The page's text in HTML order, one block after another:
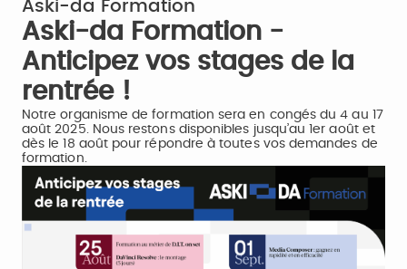
Aski-da Formation
Aski-da Formation -
Anticipez vos stages de la
rentrée !
Notre organisme de formation sera en congés du 4 au 17
août 2025. Nous restons disponibles jusqu’au 1er août et
dès le 18 août pour répondre à toutes vos demandes de
formation.